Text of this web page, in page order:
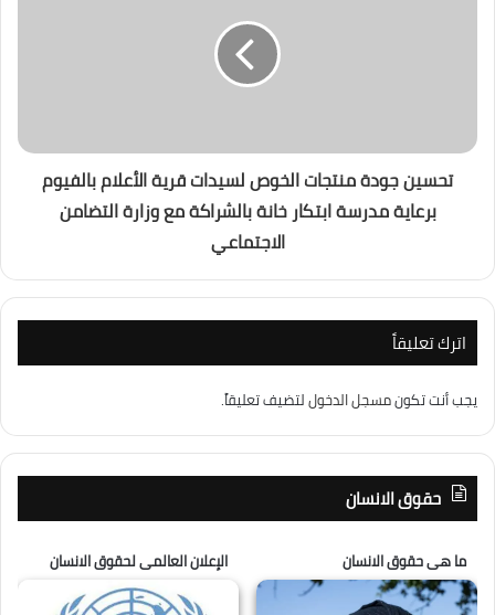
تحسين جودة منتجات الخوص لسيدات قرية الأعلام بالفيوم
برعاية مدرسة ابتكار خانة بالشراكة مع وزارة التضامن
الاجتماعي
اترك تعليقاً
يجب أنت تكونمسجل الدخوللتضيف تعليقاً.
حقوق الانسان
ما هى حقوق الانسان الإعلان العالمى لحقوق الانسان